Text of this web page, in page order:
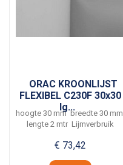
ORAC KROONLIJST
FLEXIBEL C230F 30x30
lg...
hoogte 30 mm breedte 30 mm
lengte 2 mtr Lijmverbruik
€ 73,42